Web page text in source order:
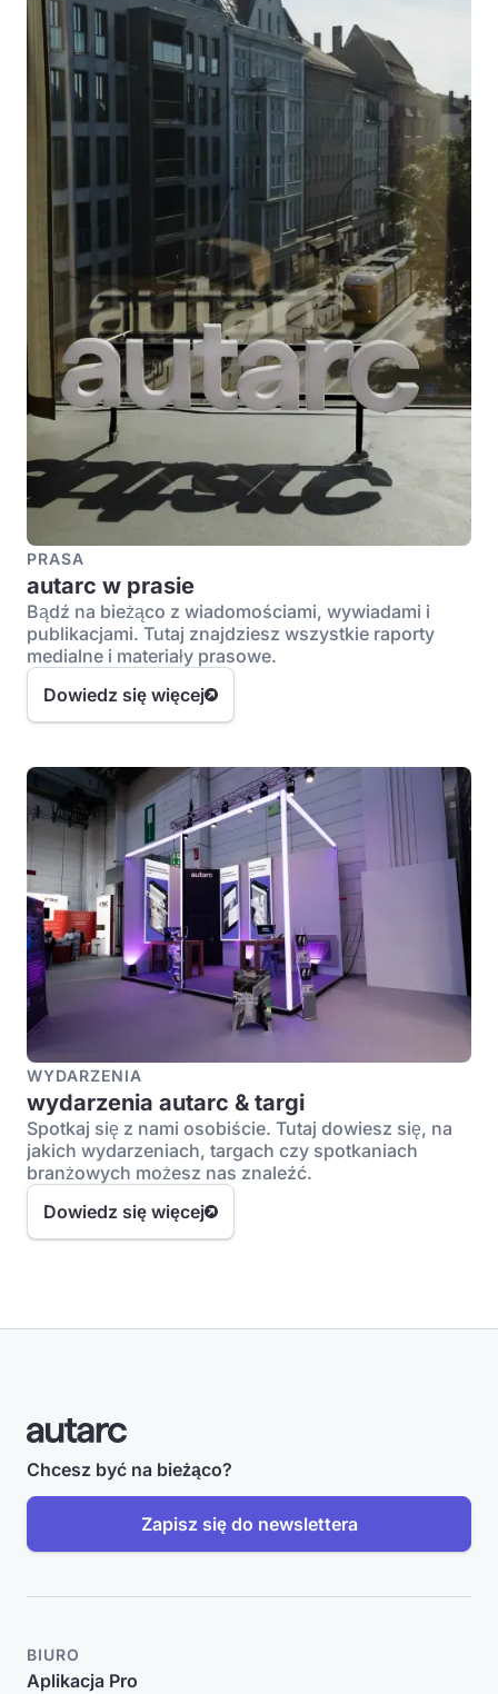
PRASA
autarc w prasie
Bądź na bieżąco z wiadomościami, wywiadami i
publikacjami. Tutaj znajdziesz wszystkie raporty
medialne i materiały prasowe.
Dowiedz się więcej
WYDARZENIA
wydarzenia autarc & targi
Spotkaj się z nami osobiście. Tutaj dowiesz się, na
jakich wydarzeniach, targach czy spotkaniach
branżowych możesz nas znaleźć.
Dowiedz się więcej
Chcesz być na bieżąco?
Zapisz się do newslettera
BIURO
Aplikacja Pro